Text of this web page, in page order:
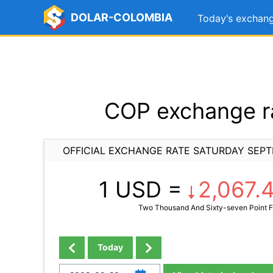
DOLAR-COLOMBIA Today's
COP exchange
OFFICIAL EXCHANGE RATE SATURDAY
1 USD =
Two Thousand And Sixty-seven Point
Today